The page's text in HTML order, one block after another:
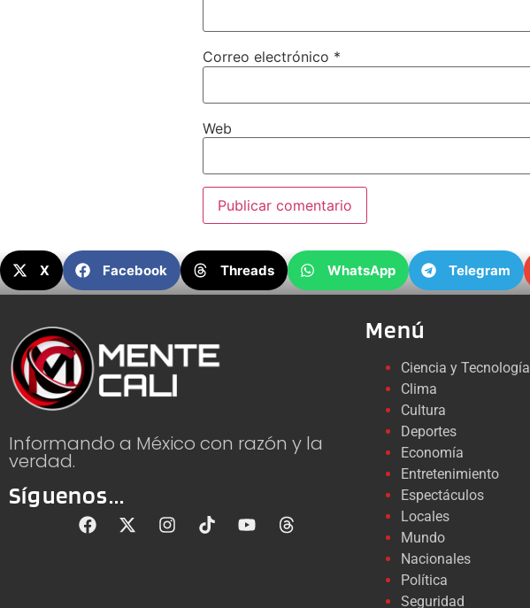
Correo electrónico *
Web
X Facebook Threads WhatsApp Telegram
Informando a México con razón y la
verdad.
Síguenos...
Menú
Ciencia y Tecnología
Clima
Cultura
Deportes
Economía
Entretenimiento
Espectáculos
Locales
Mundo
Nacionales
Política
Seguridad